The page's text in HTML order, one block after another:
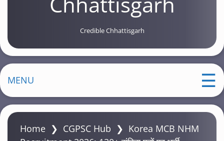
Credible Chhattisgarh
MENU
Home ❯ CGPSC Hub ❯ Korea MCB NHM